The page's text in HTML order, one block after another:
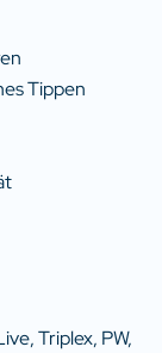
Tippen
Triplex, PW,